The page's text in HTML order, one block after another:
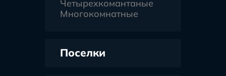
Четырехкомантаные
Многокомнатные
Поселки